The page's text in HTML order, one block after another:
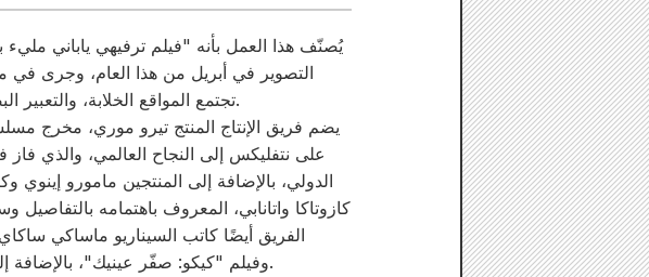
يُصنّف هذا العمل بأنه "فيلم ترفيهي ياباني مليء
التصوير في أبريل من هذا العام، وجرى في
تجتمع المواقع الخلابة، والتعبير البصري الغني، وتقنية المؤثرات البصرية المتطورة لخلق تجربة بصرية مبهرة.
يضم فريق الإنتاج المنتج تيرو موري، مخرج
على نتفليكس إلى النجاح العالمي، والذي
الدولي، بالإضافة إلى المنتجين مامورو
كازوتاكا واتانابي، المعروف باهتمامه
الفريق أيضًا كاتب السيناريو ماساكي
السرية" على قناة CX وفيلم "كيكو: صفّر عينيك"، بالإضافة إلى فريق إنتاج آخر من رواد صناعة السينما اليابانية.